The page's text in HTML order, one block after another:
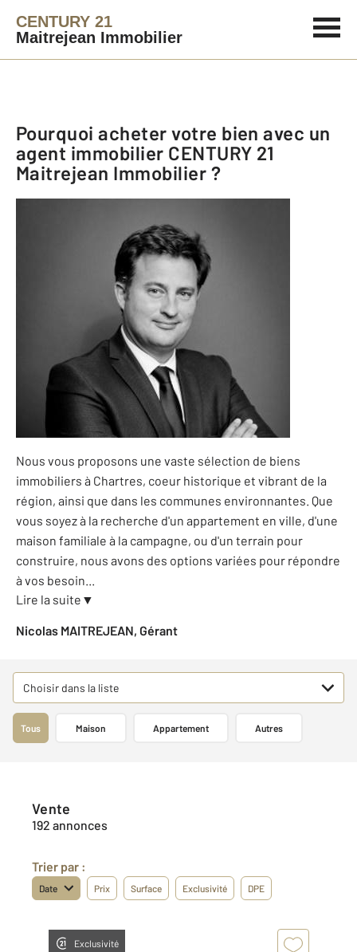
CENTURY 21
Maitrejean Immobilier
Pourquoi acheter votre bien avec un
agent immobilier CENTURY 21
Maitrejean Immobilier ?
Nous vous proposons une vaste sélection de biens
immobiliers à Chartres, coeur historique et vibrant de la
région, ainsi que dans les communes environnantes. Que
vous soyez à la recherche d'un appartement en ville, d'une
maison familiale à la campagne, ou d'un terrain pour
construire, nous avons des options variées pour répondre
à vos besoin...
Lire la suite ▼
Nicolas MAITREJEAN, Gérant
Choisir dans la liste
Tous Maison Appartement Autres
Vente
192 annonces
Trier par :
Date Prix Surface Exclusivité DPE
Exclusivité